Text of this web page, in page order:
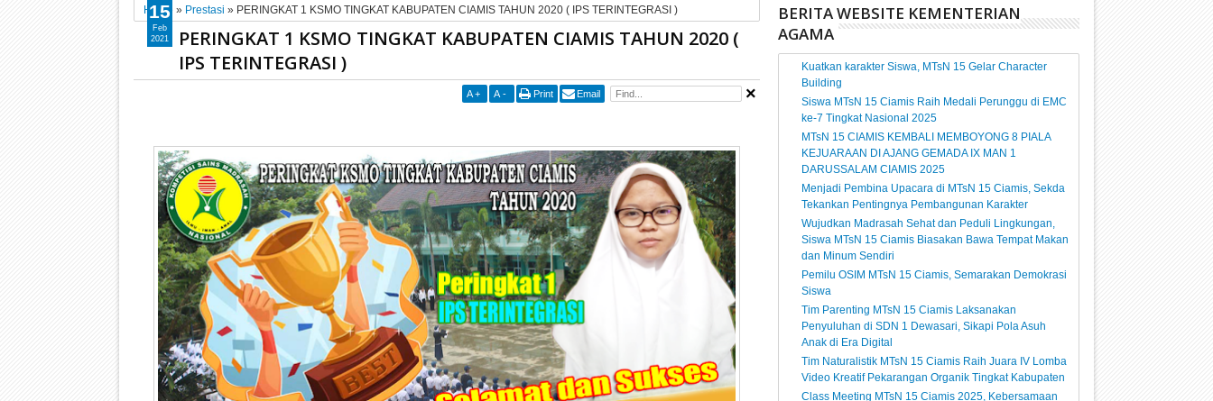
Home » Prestasi » PERINGKAT 1 KSMO TINGKAT KABUPATEN CIAMIS TAHUN 2020 ( IPS TERINTEGRASI )
PERINGKAT 1 KSMO TINGKAT KABUPATEN CIAMIS TAHUN 2020 (
IPS TERINTEGRASI )
A + A - Print Email
15
Feb
2021
BERITA WEBSITE KEMENTERIAN
AGAMA
Kuatkan karakter Siswa, MTsN 15 Gelar Character
Building
Siswa MTsN 15 Ciamis Raih Medali Perunggu di EMC
ke-7 Tingkat Nasional 2025
MTsN 15 CIAMIS KEMBALI MEMBOYONG 8 PIALA
KEJUARAAN DI AJANG GEMADA IX MAN 1
DARUSSALAM CIAMIS 2025
Menjadi Pembina Upacara di MTsN 15 Ciamis, Sekda
Tekankan Pentingnya Pembangunan Karakter
Wujudkan Madrasah Sehat dan Peduli Lingkungan,
Siswa MTsN 15 Ciamis Biasakan Bawa Tempat Makan
dan Minum Sendiri
Pemilu OSIM MTsN 15 Ciamis, Semarakan Demokrasi
Siswa
Tim Parenting MTsN 15 Ciamis Laksanakan
Penyuluhan di SDN 1 Dewasari, Sikapi Pola Asuh
Anak di Era Digital
Tim Naturalistik MTsN 15 Ciamis Raih Juara IV Lomba
Video Kreatif Pekarangan Organik Tingkat Kabupaten
Class Meeting MTsN 15 Ciamis 2025, Kebersamaan